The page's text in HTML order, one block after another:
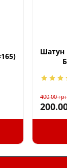
Шатун
400.00